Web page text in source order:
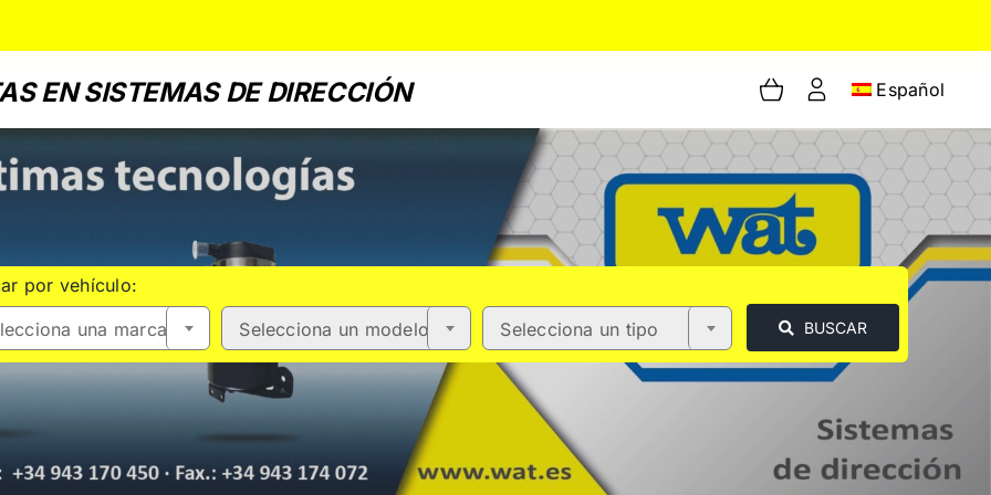
EN SISTEMAS DE DIRECCIÓN Español
por vehículo:
una marca Selecciona un modelo Selecciona un tipo BUSCAR